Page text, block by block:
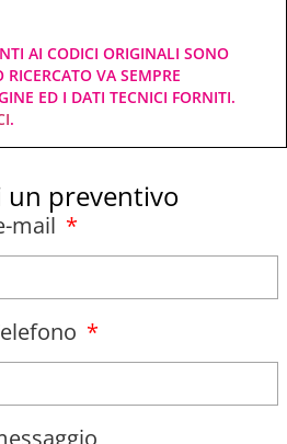
AI CODICI ORIGINALI SONO
VA SEMPRE
ED I DATI TECNICI FORNITI.
.
un preventivo
mail